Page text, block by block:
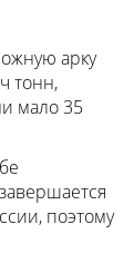
арку
тонн,
мало 35
поэтому